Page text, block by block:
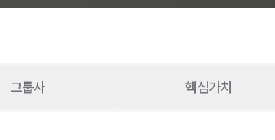
그룹사 핵심가치